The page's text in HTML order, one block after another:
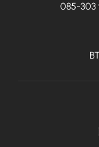
085-303